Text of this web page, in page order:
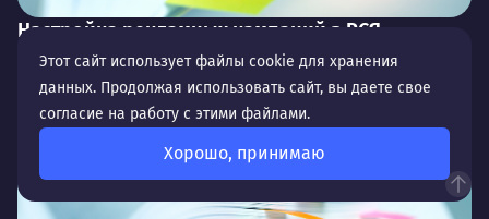
Настройка рекламных кампаний в РСЯ
На этапе расширения охвата и каналов продвижения
одним из ключевых инструментов является
рекламная сеть Яндекса (РСЯ): помимо привлечения
«горяч...
Этот сайт использует файлы cookie для хранения
данных. Продолжая использовать сайт, вы даете свое
согласие на работу с этими файлами.
Хорошо, принимаю